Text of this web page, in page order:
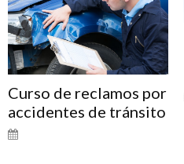
Curso de reclamos por
accidentes de tránsito